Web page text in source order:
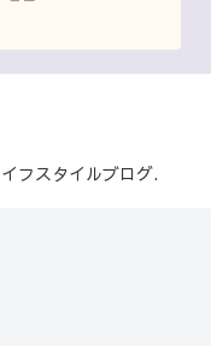
フスタイルブログ.